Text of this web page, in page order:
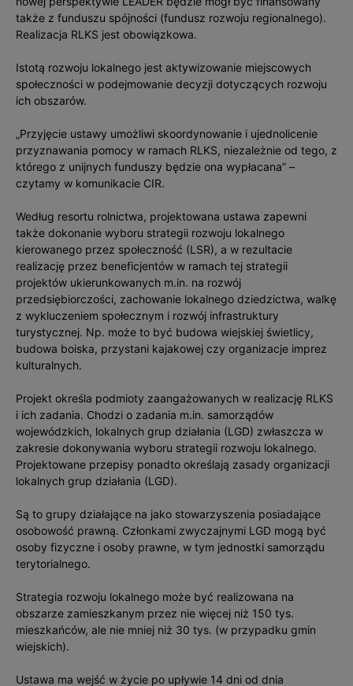
także z funduszu spójności (fundusz rozwoju regionalnego).
Realizacja RLKS jest obowiązkowa.
Istotą rozwoju lokalnego jest aktywizowanie miejscowych
społeczności w podejmowanie decyzji dotyczących rozwoju
ich obszarów.
„Przyjęcie ustawy umożliwi skoordynowanie i ujednolicenie
przyznawania pomocy w ramach RLKS, niezależnie od tego, z
którego z unijnych funduszy będzie ona wypłacana” –
czytamy w komunikacie CIR.
Według resortu rolnictwa, projektowana ustawa zapewni
także dokonanie wyboru strategii rozwoju lokalnego
kierowanego przez społeczność (LSR), a w rezultacie
realizację przez beneficjentów w ramach tej strategii
projektów ukierunkowanych m.in. na rozwój
przedsiębiorczości, zachowanie lokalnego dziedzictwa, walkę
z wykluczeniem społecznym i rozwój infrastruktury
turystycznej. Np. może to być budowa wiejskiej świetlicy,
budowa boiska, przystani kajakowej czy organizacje imprez
kulturalnych.
Projekt określa podmioty zaangażowanych w realizację RLKS
i ich zadania. Chodzi o zadania m.in. samorządów
wojewódzkich, lokalnych grup działania (LGD) zwłaszcza w
zakresie dokonywania wyboru strategii rozwoju lokalnego.
Projektowane przepisy ponadto określają zasady organizacji
lokalnych grup działania (LGD).
Są to grupy działające na jako stowarzyszenia posiadające
osobowość prawną. Członkami zwyczajnymi LGD mogą być
osoby fizyczne i osoby prawne, w tym jednostki samorządu
terytorialnego.
Strategia rozwoju lokalnego może być realizowana na
obszarze zamieszkanym przez nie więcej niż 150 tys.
mieszkańców, ale nie mniej niż 30 tys. (w przypadku gmin
wiejskich).
Ustawa ma wejść w życie po upływie 14 dni od dnia